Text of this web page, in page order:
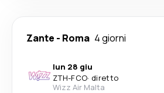
Zante - Roma 4 giorni
lun 28 giu
ZTH-FCO· diretto
Wizz Air Malta